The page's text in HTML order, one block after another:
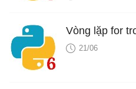
Vòng lặp for
21/06